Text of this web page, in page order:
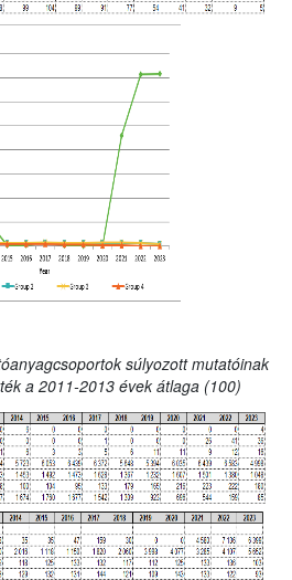
súlyozott mutatóinak
a 2011-2013 évek átlaga (100)